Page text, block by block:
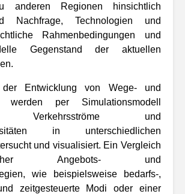
anderen Regionen hinsichtlich
Nachfrage, Technologien und
Rahmenbedingungen und
Gegenstand der aktuellen
der Entwicklung von Wege- und
werden per Simulationsmodell
Verkehrsströme und
in unterschiedlichen
und visualisiert. Ein Vergleich
Angebots- und
wie beispielsweise bedarfs-,
zeitgesteuerte Modi oder einer